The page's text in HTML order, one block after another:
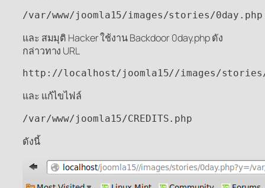
/var/www/joomla15/images/stories/0day.php
และ สมมุติ Hacker ใช้งาน Backdoor 0day.php ดัง
กล่าวทาง URL
http://localhost/joomla15//images/stories/
และ แก้ไขไฟล์
/var/www/joomla15/CREDITS.php
ดังนี้